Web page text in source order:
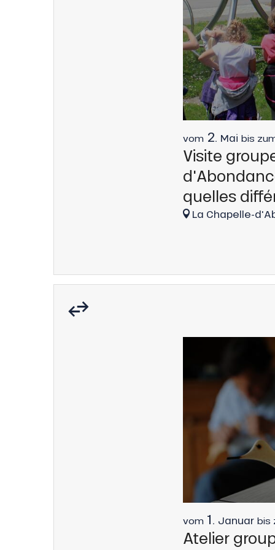
vom 2. Mai bis
Visite
quelles
La Chapelle-
vom 1. Januar bis
Atelier